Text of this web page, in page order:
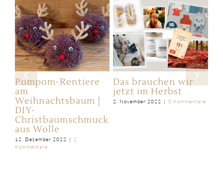
Pompom-Rentiere
am
Weihnachtsbaum |
DIY-
Christbaumschmuck
aus Wolle
12. Dezember 2022 |
2
Kommentare
Das brauchen wir
jetzt im Herbst
2. November 2022 | 0 Kommentare